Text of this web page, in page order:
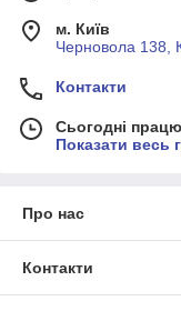
м. Київ
Черновола 138,
Контакти
Сьогодні
Показати весь
Про нас
Контакти